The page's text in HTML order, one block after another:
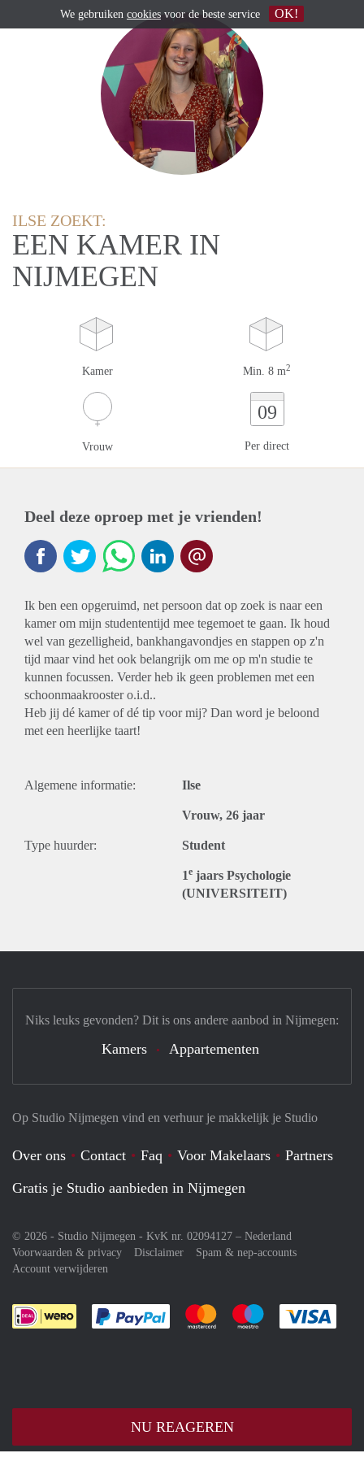
ILSE ZOEKT:
EEN KAMER IN
NIJMEGEN
Kamer Min. 8 m2
Vrouw
09
Per direct
Deel deze oproep met je vrienden!
Ik ben een opgeruimd, net persoon dat op zoek is naar een
kamer om mijn studententijd mee tegemoet te gaan. Ik houd
wel van gezelligheid, bankhangavondjes en stappen op z'n
tijd maar vind het ook belangrijk om me op m'n studie te
kunnen focussen. Verder heb ik geen problemen met een
schoonmaakrooster o.i.d..
Heb jij dé kamer of dé tip voor mij? Dan word je beloond
met een heerlijke taart!
Algemene informatie: Ilse
Vrouw, 26 jaar
Type huurder: Student
1e jaars Psychologie
(UNIVERSITEIT)
NU REAGEREN
Op Studio Nijmegen vind en verhuur je makkelijk je Studio
Over ons Contact Faq Voor Makelaars
Partners
Gratis je Studio aanbieden in Nijmegen
© 2026 - Studio Nijmegen - KvK nr. 02094127 – Nederland
Voorwaarden & privacy
Disclaimer
Spam & nep-accounts
Account verwijderen
Je rekent gemakkelijk af met Paypal
Je rekent gemakkelijk af met
Je rekent
Niks leuks gevonden? Dit is ons andere aanbod in Nijmegen:
Kamers Appartementen
We gebruiken cookies voor de beste service OK!